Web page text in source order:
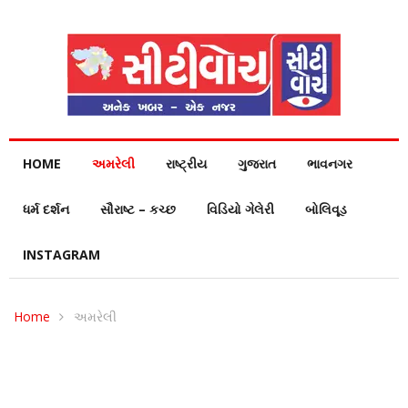
HOME અમરેલી રાષ્ટ્રીય ગુજરાત ભાવનગર
ધર્મ દર્શન સૌરાષ્ટ – કચ્છ વિડિયો ગેલેરી બોલિવૂડ
INSTAGRAM
Home અમરેલી